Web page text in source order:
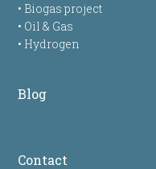
• Biogas project
• Oil & Gas
• Hydrogen
Blog
Contact